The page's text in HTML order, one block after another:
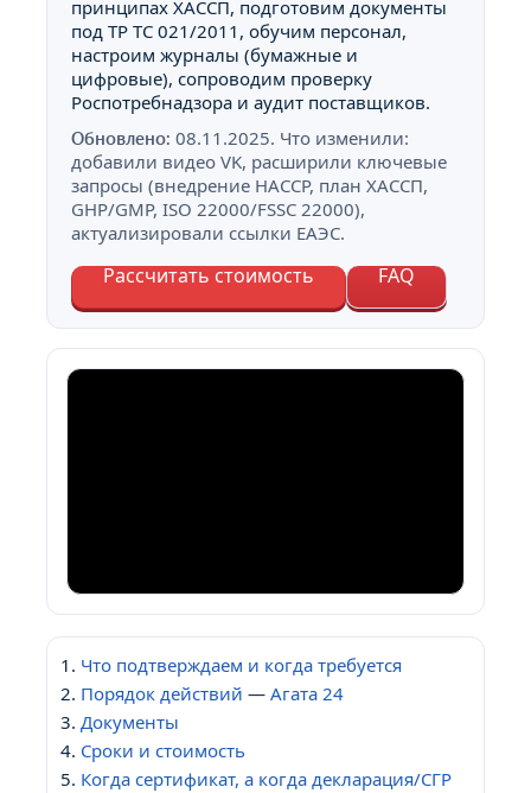
принципах ХАССП, подготовим документы
под ТР ТС 021/2011, обучим персонал,
настроим журналы (бумажные и
цифровые), сопроводим проверку
Роспотребнадзора и аудит поставщиков.
Обновлено: 08.11.2025. Что изменили:
добавили видео VK, расширили ключевые
запросы (внедрение HACCP, план ХАССП,
GHP/GMP, ISO 22000/FSSC 22000),
актуализировали ссылки ЕАЭС.
Рассчитать стоимость FAQ
Что подтверждаем и когда требуется
Порядок действий — Агата 24
Документы
Сроки и стоимость
Когда сертификат, а когда декларация/СГР